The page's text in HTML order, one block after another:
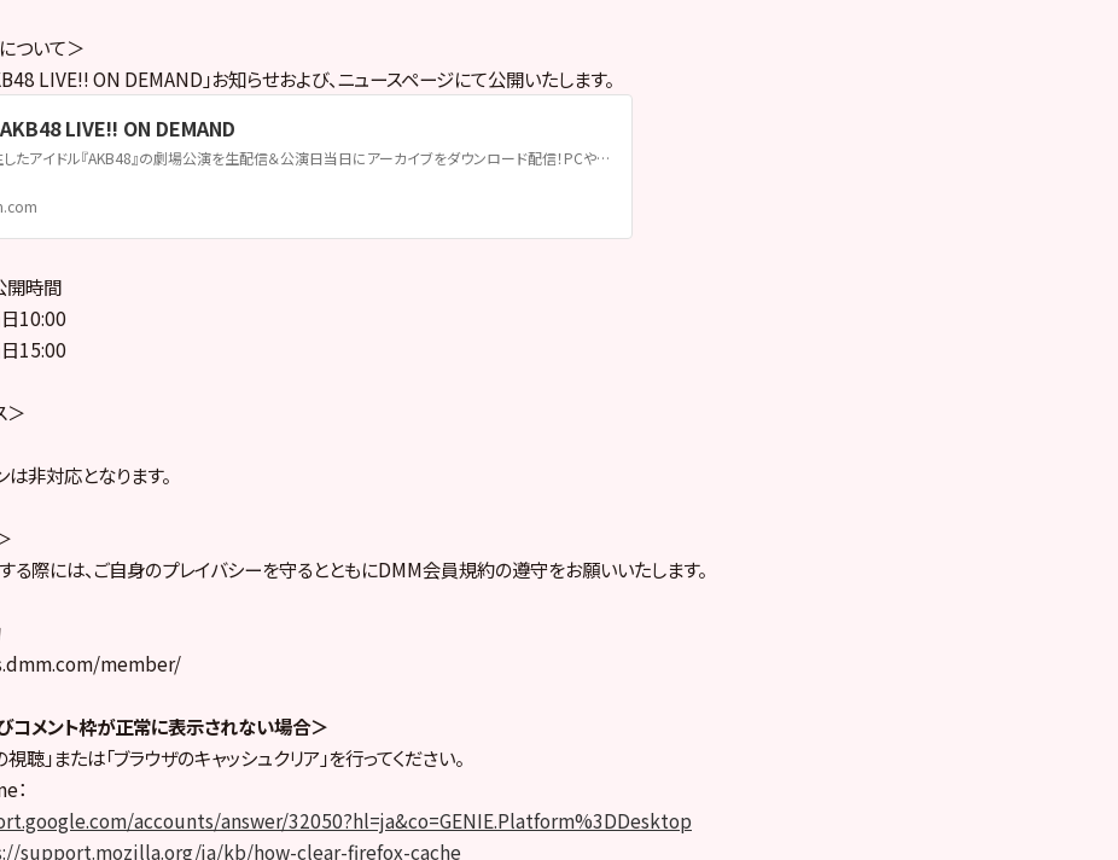
ついて＞
LIVE!! ON DEMAND」お知らせおよび、ニュースページにて公開いたします。
LIVE!! ON DEMAND
秋葉原から誕生したアイドル『AKB48』の劇場公演を生配信＆公演日当日にアーカイブをダウンロード配信！PCやスマートフォン（スマホ）で視聴できます。
開時間
10:00
15:00
＞
は非対応となります。
る際には、ご自身のプレイバシーを守るとともにDMM会員規約の遵守をお願いいたします。
member/
メント枠が正常に表示されない場合＞
視聴」または「ブラウザのキャッシュクリア」を行ってください。
：
accounts/answer/32050?hl=ja&co=GENIE.Platform%3DDesktop
support.mozilla.org/ja/kb/how-clear-firefox-cache